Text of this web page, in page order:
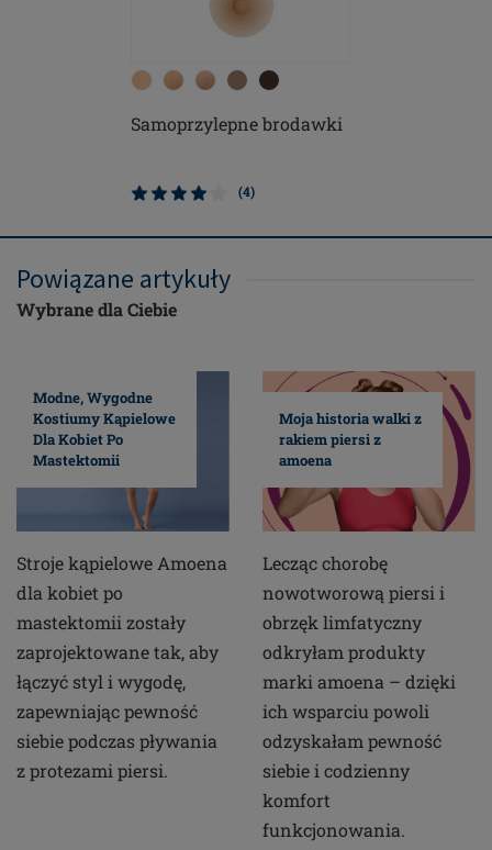
Samoprzylepne brodawki
(4)
Powiązane artykuły
Wybrane dla Ciebie
Modne, Wygodne
Kostiumy Kąpielowe
Dla Kobiet Po
Mastektomii
Stroje kąpielowe Amoena
dla kobiet po
mastektomii zostały
zaprojektowane tak, aby
łączyć styl i wygodę,
zapewniając pewność
siebie podczas pływania
z protezami piersi.
Moja historia walki z
rakiem piersi z
amoena
Lecząc chorobę
nowotworową piersi i
obrzęk limfatyczny
odkryłam produkty
marki amoena – dzięki
ich wsparciu powoli
odzyskałam pewność
siebie i codzienny
komfort
funkcjonowania.